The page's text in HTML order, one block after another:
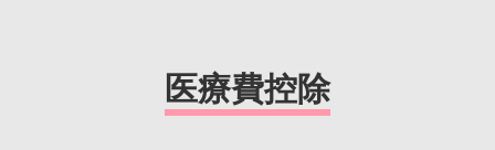
医療費控除